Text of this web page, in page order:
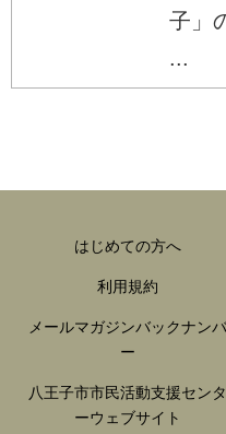
子」
...
はじめての方へ
利用規約
メールマガジンバックナンバ
ー
八王子市市民活動支援センタ
ーウェブサイト